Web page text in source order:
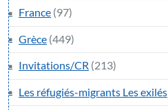
France (97)
Grèce (449)
Invitations/CR (213)
Les réfugiés-migrants Les exilés